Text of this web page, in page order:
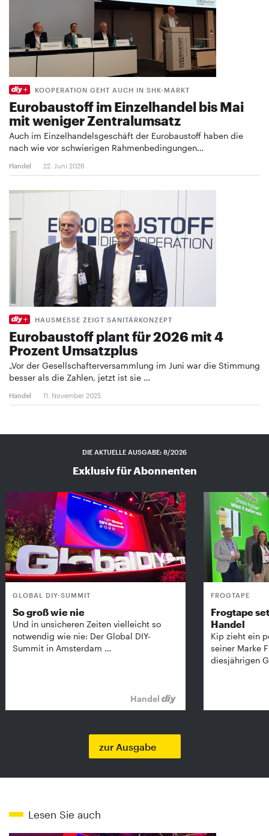
KOOPERATION GEHT AUCH IN SHK-MARKT
Eurobaustoff im Einzelhandel bis Mai
mit weniger Zentralumsatz
Auch im Einzelhandelsgeschäft der Eurobaustoff haben die
nach wie vor schwierigen Rahmenbedingungen…
Handel 22. Juni 2026
HAUSMESSE ZEIGT SANITÄRKONZEPT
Eurobaustoff plant für 2026 mit 4
Prozent Umsatzplus
„Vor der Gesellschafterversammlung im Juni war die Stimmung
besser als die Zahlen, jetzt ist sie …
Handel 11. November 2025
DIE AKTUELLE AUSGABE: 8/2026
Exklusiv für Abonnenten
GLOBAL DIY-SUMMIT
So groß wie nie
Und in unsicheren Zeiten vielleicht so
notwendig wie nie: Der Global DIY-
Summit in Amsterdam …
Handel
FROGTAPE
Frogtape
Handel
Kip zieht ein
seiner Marke
diesjährigen
zur Ausgabe
Lesen Sie auch